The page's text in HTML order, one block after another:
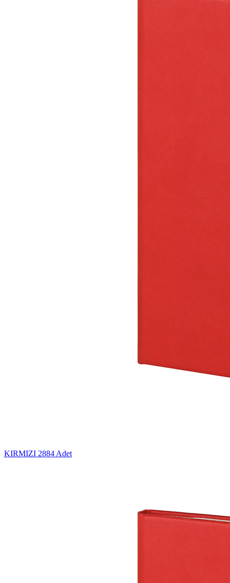
KIRMIZI 2884 Adet